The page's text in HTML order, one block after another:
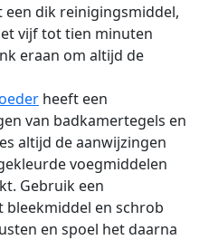
dik reinigingsmiddel,
vijf tot tien minuten
eraan om altijd de
heeft een
van badkamertegels en
altijd de aanwijzingen
voegmiddelen
Gebruik een
en schrob
en spoel het daarna